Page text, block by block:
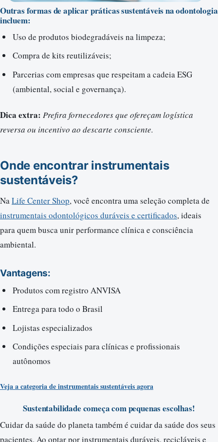
Outras formas de aplicar práticas sustentáveis na odontologia
incluem:
Uso de produtos biodegradáveis na limpeza;
Compra de kits reutilizáveis;
Parcerias com empresas que respeitam a cadeia ESG
(ambiental, social e governança).
Dica extra: Prefira fornecedores que ofereçam logística
reversa ou incentivo ao descarte consciente.
Onde encontrar instrumentais
sustentáveis?
Na Life Center Shop, você encontra uma seleção completa de
instrumentais odontológicos duráveis e certificados, ideais
para quem busca unir performance clínica e consciência
ambiental.
Vantagens:
Produtos com registro ANVISA
Entrega para todo o Brasil
Lojistas especializados
Condições especiais para clínicas e profissionais
autônomos
Veja a categoria de instrumentais sustentáveis agora
Sustentabilidade começa com pequenas escolhas!
Cuidar da saúde do planeta também é cuidar da saúde dos seus
pacientes. Ao optar por instrumentais duráveis, recicláveis e